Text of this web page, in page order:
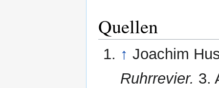
Quellen
↑ Joachim
Ruhrrevier. 3.